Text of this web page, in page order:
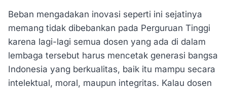
Beban mengadakan inovasi seperti ini sejatinya
memang tidak dibebankan pada Perguruan Tinggi
karena lagi-lagi semua dosen yang ada di dalam
lembaga tersebut harus mencetak generasi bangsa
Indonesia yang berkualitas, baik itu mampu secara
intelektual, moral, maupun integritas. Kalau dosen